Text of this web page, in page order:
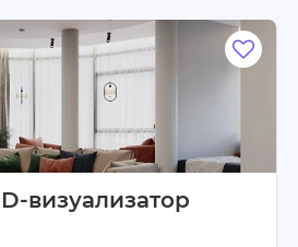
визуализатор